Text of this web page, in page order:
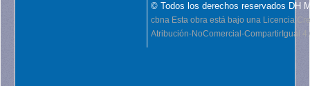
© Todos los derechos reservados DH
cbna Esta obra está bajo una Licencia
Atribución-NoComercial-CompartirIgual